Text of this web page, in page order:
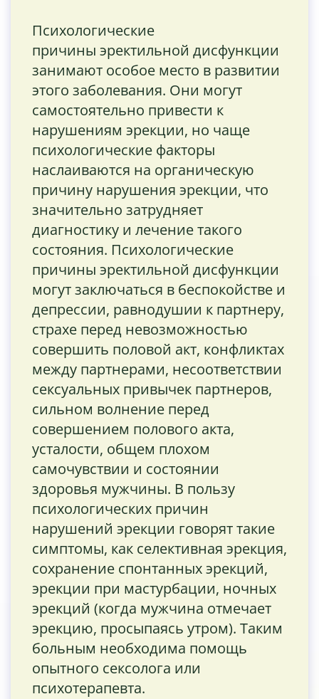
Психологические
причины эректильной дисфункции
занимают особое место в развитии
этого заболевания. Они могут
самостоятельно привести к
нарушениям эрекции, но чаще
психологические факторы
наслаиваются на органическую
причину нарушения эрекции, что
значительно затрудняет
диагностику и лечение такого
состояния. Психологические
причины эректильной дисфункции
могут заключаться в беспокойстве и
депрессии, равнодушии к партнеру,
страхе перед невозможностью
совершить половой акт, конфликтах
между партнерами, несоответствии
сексуальных привычек партнеров,
сильном волнение перед
совершением полового акта,
усталости, общем плохом
самочувствии и состоянии
здоровья мужчины. В пользу
психологических причин
нарушений эрекции говорят такие
симптомы, как селективная эрекция,
сохранение спонтанных эрекций,
эрекции при мастурбации, ночных
эрекций (когда мужчина отмечает
эрекцию, просыпаясь утром). Таким
больным необходима помощь
опытного сексолога или
психотерапевта.